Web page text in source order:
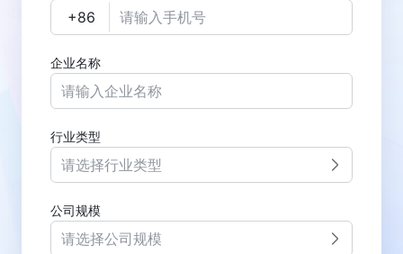
企业名称
行业类型
请选择行业类型
公司规模
请选择公司规模